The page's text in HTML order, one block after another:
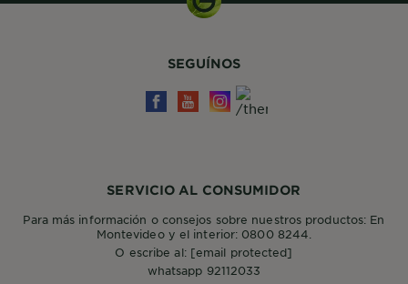
SERVICIO AL CONSUMIDOR
Para más información o consejos sobre nuestros productos: En
Montevideo y el interior: 0800 8244.
O escribe al: [email protected]
whatsapp 92112033
SEGUÍNOS